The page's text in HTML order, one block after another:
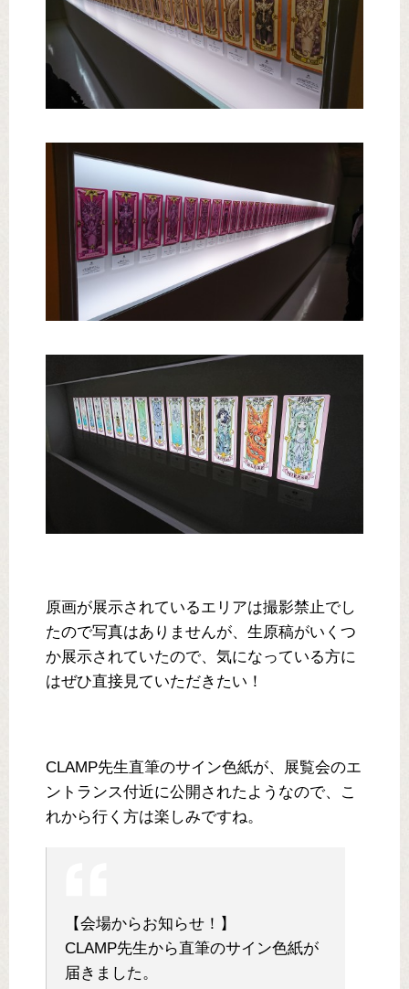
原画が展示されているエリアは撮影禁止でし
たので写真はありませんが、生原稿がいくつ
か展示されていたので、気になっている方に
はぜひ直接見ていただきたい！
CLAMP先生直筆のサイン色紙が、展覧会のエ
ントランス付近に公開されたようなので、こ
れから行く方は楽しみですね。
【会場からお知らせ！】
CLAMP先生から直筆のサイン色紙が
届きました。